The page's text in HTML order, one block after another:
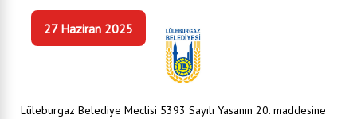
27 Haziran 2025
Lüleburgaz Belediye Meclisi 5393 Sayılı Yasanın 20. maddesine